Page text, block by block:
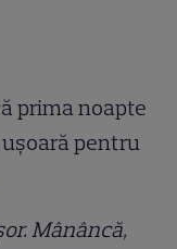
prima noapte
pentru
Mânâncă,